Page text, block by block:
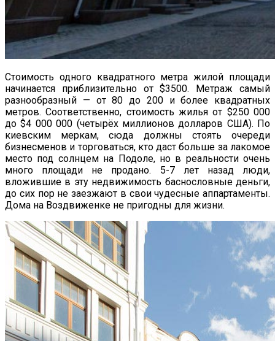
Стоимость одного квадратного метра жилой площади
начинается приблизительно от $3500. Метраж самый
разнообразный — от 80 до 200 и более квадратных
метров. Соответственно, стоимость жилья от $250 000
до $4 000 000 (четырёх миллионов долларов США). По
киевским меркам, сюда должны стоять очереди
бизнесменов и торговаться, кто даст больше за лакомое
место под солнцем на Подоле, но в реальности очень
много площади не продано. 5-7 лет назад люди,
вложившие в эту недвижимость баснословные деньги,
до сих пор не заезжают в свои чудесные аппартаменты.
Дома на Воздвиженке не пригодны для жизни.